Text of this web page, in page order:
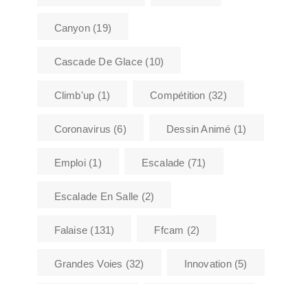
Canyon(19)
Cascade De Glace (10)
Climb'up (1) Compétition (32)
Coronavirus (6) Dessin Animé (1)
Emploi(1) Escalade (71)
Escalade En Salle (2)
Falaise (131) Ffcam (2)
Grandes Voies (32) Innovation(5)